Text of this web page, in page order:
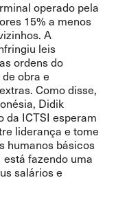
operado pela
15% a menos
A
leis
ordens do
obra e
Como disse,
Didik
da ICTSI esperam
liderança e tome
humanos básicos
fazendo uma
salários e